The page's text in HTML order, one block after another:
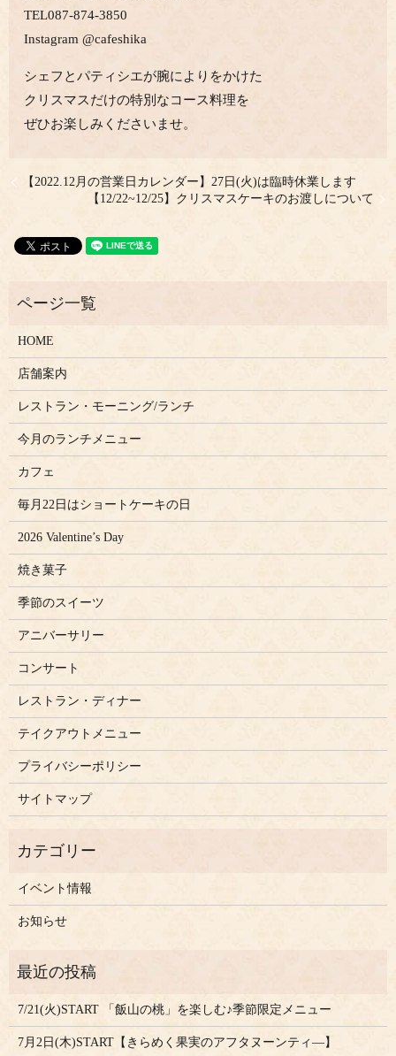
TEL087-874-3850
Instagram @cafeshika
シェフとパティシエが腕によりをかけた
クリスマスだけの特別なコース料理を
ぜひお楽しみくださいませ。
【2022.12月の営業日カレンダー】27日(火)は臨時休業します
【12/22~12/25】クリスマスケーキのお渡しについて
HOME
店舗案内
レストラン・モーニング/ランチ
今月のランチメニュー
カフェ
毎月22日はショートケーキの日
2026 Valentine’s Day
焼き菓子
季節のスイーツ
アニバーサリー
コンサート
レストラン・ディナー
テイクアウトメニュー
プライバシーポリシー
サイトマップ
イベント情報
お知らせ
7/21(火)START 「飯山の桃」を楽しむ♪季節限定メニュー
7月2日(木)START【きらめく果実のアフタヌーンティ―】